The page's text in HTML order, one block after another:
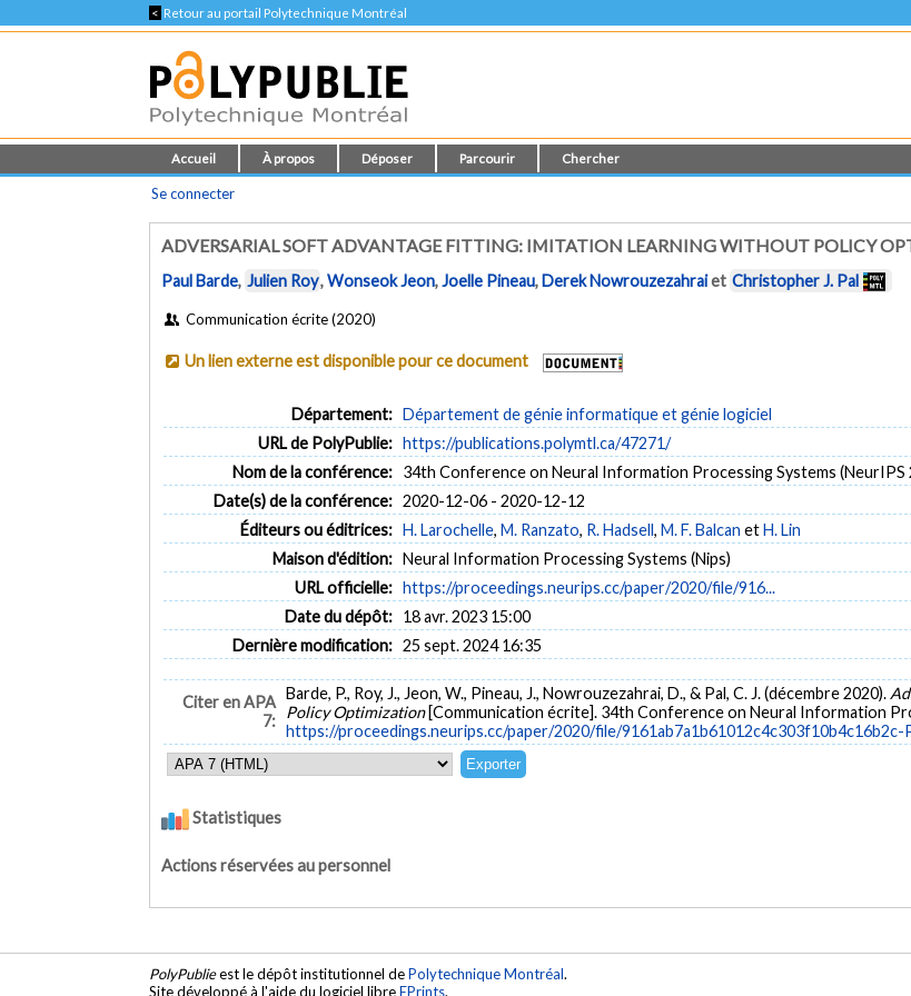
< Retour au portail Polytechnique Montréal
Accueil À propos Déposer Parcourir Chercher
Se connecter
ADVERSARIAL SOFT ADVANTAGE FITTING: IMITATION LEARNING WITHOUT POLICY
Paul Barde, Julien Roy,Wonseok Jeon,Joelle Pineau,Derek Nowrouzezahraiet Christopher J. Pal
Communication écrite (2020)
Un lien externe est disponible pour ce document
Département: Département de génie informatique et génie logiciel
URL de PolyPublie: https://publications.polymtl.ca/47271/
Nom de la conférence: 34th Conference on Neural Information Processing Systems (NeurIPS
Date(s) de la conférence: 2020-12-06 - 2020-12-12
Éditeurs ou éditrices: H. Larochelle, M. Ranzato, R. Hadsell, M. F. Balcan etH. Lin
Maison d'édition: Neural Information Processing Systems (Nips)
URL officielle: https://proceedings.neurips.cc/paper/2020/file/916...
Date du dépôt: 18 avr. 2023 15:00
Dernière modification: 25 sept. 2024 16:35
Citer en APA
7:
Barde, P., Roy, J., Jeon, W., Pineau, J., Nowrouzezahrai, D., & Pal, C. J. (décembre 2020).
Policy Optimization [Communication écrite]. 34th Conference on Neural Information
https://proceedings.neurips.cc/paper/2020/file/9161ab7a1b61012c4c303f10b4c16b2c-
Statistiques
Actions réservées au personnel
PolyPublieest le dépôt institutionnel dePolytechnique Montréal.
Site développé à l'aide du logiciel libreEPrints.